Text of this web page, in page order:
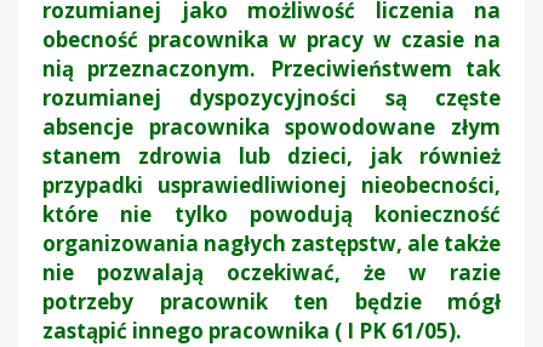
rozumianej jako możliwość liczenia na
obecność pracownika w pracy w czasie na
nią przeznaczonym. Przeciwieństwem tak
rozumianej dyspozycyjności są częste
absencje pracownika spowodowane złym
stanem zdrowia lub dzieci, jak również
przypadki usprawiedliwionej nieobecności,
które nie tylko powodują konieczność
organizowania nagłych zastępstw, ale także
nie pozwalają oczekiwać, że w razie
potrzeby pracownik ten będzie mógł
zastąpić innego pracownika ( I PK 61/05).